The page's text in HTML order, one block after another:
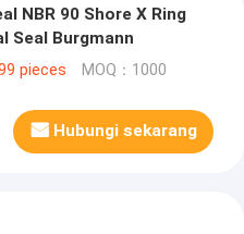
NBR 90 Shore X Ring
Seal Burgmann
pieces MOQ：1000
Hubungi sekarang